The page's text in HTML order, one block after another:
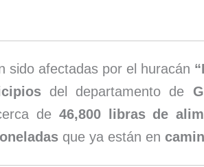
sido afectadas por el huracán
del departamento de
de 46,800 libras de
que ya están en